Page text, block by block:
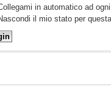
in automatico ad
il mio stato per